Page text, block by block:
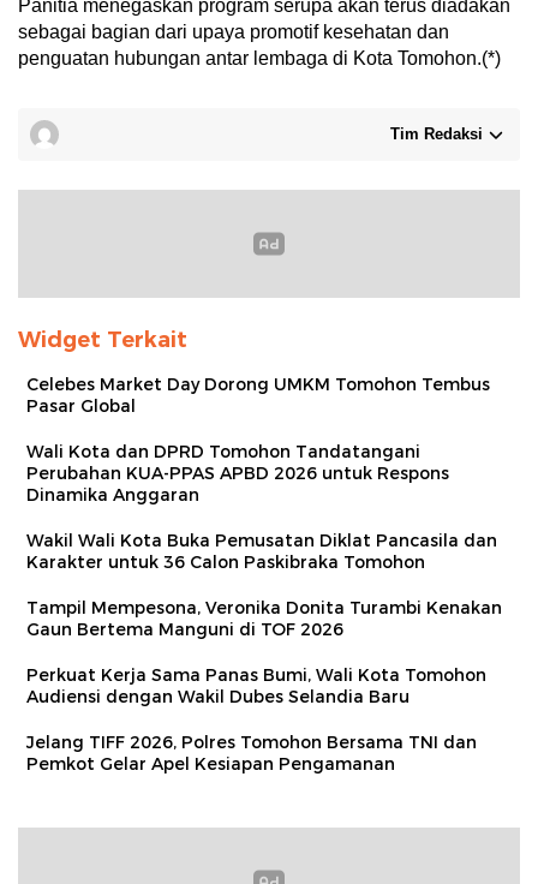
Panitia menegaskan program serupa akan terus diadakan
sebagai bagian dari upaya promotif kesehatan dan
penguatan hubungan antar lembaga di Kota Tomohon.(*)
Tim Redaksi
Widget Terkait
Celebes Market Day Dorong UMKM Tomohon Tembus
Pasar Global
Wali Kota dan DPRD Tomohon Tandatangani
Perubahan KUA-PPAS APBD 2026 untuk Respons
Dinamika Anggaran
Wakil Wali Kota Buka Pemusatan Diklat Pancasila dan
Karakter untuk 36 Calon Paskibraka Tomohon
Tampil Mempesona, Veronika Donita Turambi Kenakan
Gaun Bertema Manguni di TOF 2026
Perkuat Kerja Sama Panas Bumi, Wali Kota Tomohon
Audiensi dengan Wakil Dubes Selandia Baru
Jelang TIFF 2026, Polres Tomohon Bersama TNI dan
Pemkot Gelar Apel Kesiapan Pengamanan